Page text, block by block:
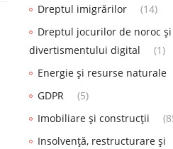
Dreptul imigrărilor
(14)
Dreptul jocurilor de noroc și
divertismentului digital
(1)
Energie și resurse naturale
GDPR
(5)
Imobiliare și construcții
Insolvență, restructurare și